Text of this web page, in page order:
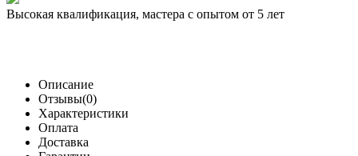
Высокая квалификация, мастера с опытом от 5 лет
Описание
Отзывы(0)
Характеристики
Оплата
Доставка